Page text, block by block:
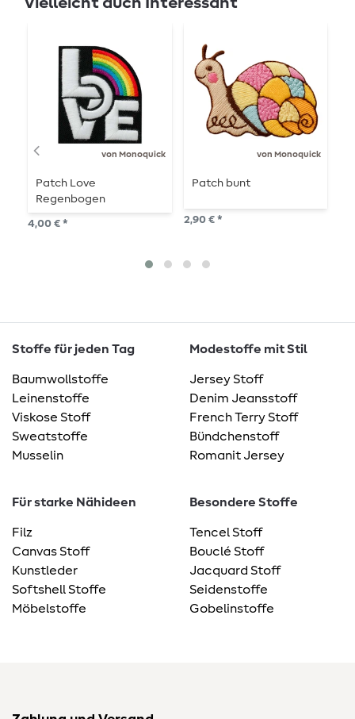
von Monoquick
Patch Love
Regenbogen
4,00 € *
von Monoquick
Patch bunt
2,90 € *
Stoffe für jeden Tag
Baumwollstoffe
Leinenstoffe
Viskose Stoff
Sweatstoffe
Musselin
Modestoffe mit Stil
Jersey Stoff
Denim Jeansstoff
French Terry Stoff
Bündchenstoff
Romanit Jersey
Für starke Nähideen
Filz
Canvas Stoff
Kunstleder
Softshell Stoffe
Möbelstoffe
Besondere Stoffe
Tencel Stoff
Bouclé Stoff
Jacquard Stoff
Seidenstoffe
Gobelinstoffe